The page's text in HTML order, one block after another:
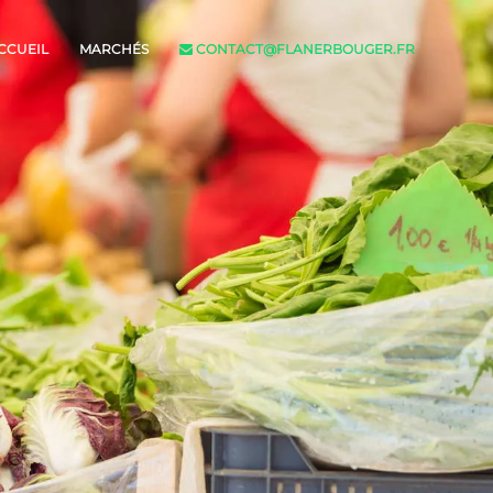
MARCHÉS CONTACT@FLANERBOUGER.FR